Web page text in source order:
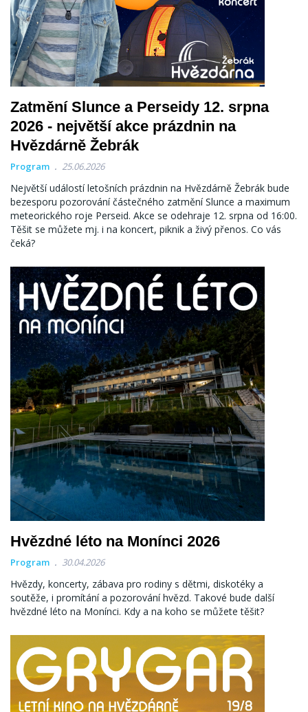
Zatmění Slunce a Perseidy 12. srpna
2026 - největší akce prázdnin na
Hvězdárně Žebrák
Program 25.06.2026
Největší událostí letošních prázdnin na Hvězdárně Žebrák bude
bezesporu pozorování částečného zatmění Slunce a maximum
meteorického roje Perseid. Akce se odehraje 12. srpna od 16:00.
Těšit se můžete mj. i na koncert, piknik a živý přenos. Co vás
čeká?
Hvězdné léto na Monínci 2026
Program 30.04.2026
Hvězdy, koncerty, zábava pro rodiny s dětmi, diskotéky a
soutěže, i promítání a pozorování hvězd. Takové bude další
hvězdné léto na Monínci. Kdy a na koho se můžete těšit?